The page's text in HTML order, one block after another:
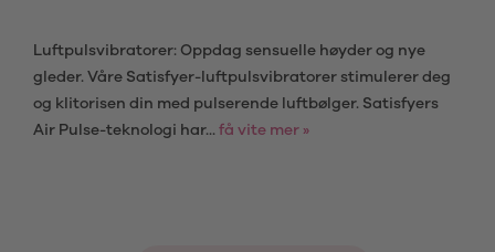
Luftpulsvibratorer: Oppdag sensuelle høyder og nye
gleder. Våre Satisfyer-luftpulsvibratorer stimulerer deg
og klitorisen din med pulserende luftbølger. Satisfyers
Air Pulse-teknologi har... få vite mer »